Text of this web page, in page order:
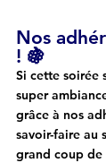
Nos
! 🍇
Si cette soirée
super
grâce à nos
savoir-faire au
grand coup de